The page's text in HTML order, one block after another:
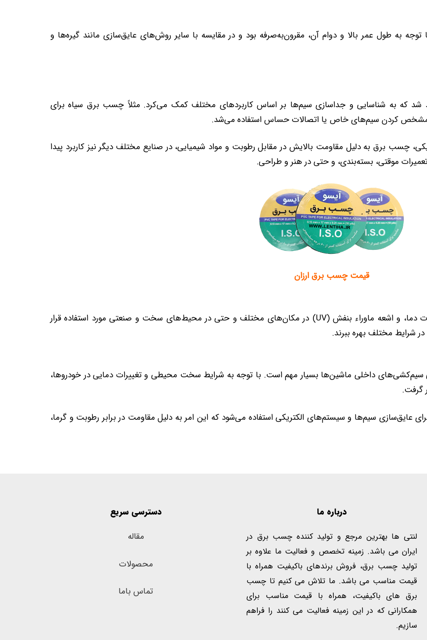
توجه به طول عمر بالا و دوام آن، مقرون‌به‌صرفه بود و در مقایسه با سایر روش‌های عایق‌سازی مانند گیره‌ها و
شد که به شناسایی و جداسازی سیم‌ها بر اساس کاربردهای مختلف کمک می‌کرد. مثلاً چسب برق سیاه برای
مشخص کردن سیم‌های خاص یا اتصالات حساس استفاده می‌شد.
چسب برق به دلیل مقاومت بالایش در مقابل رطوبت و مواد شیمیایی، در صنایع مختلف دیگر نیز کاربرد پیدا
تعمیرات موقتی، بسته‌بندی، و حتی در هنر و طراحی.
قیمت چسب برقارزان
چسب برق به دلیل مقاومت بالا در برابر رطوبت، تغییرات دما، و اشعه ماوراء بنفش (UV) در مکان‌های مختلف و حتی در محیط‌های سخت و صنعتی مورد استفاده قرار
شرایط مختلف بهره ببرند.
سیم‌کشی‌های داخلی ماشین‌ها بسیار مهم است. با توجه به شرایط سخت محیطی و تغییرات دمایی در خودروها،
گرفت.
عایق‌سازی سیم‌ها و سیستم‌های الکتریکی استفاده می‌شود که این امر به دلیل مقاومت در برابر رطوبت و گرما،
درباره ما
لنتی ها بهترین مرجع و تولید کننده چسب برق در
ایران می باشد. زمینه تخصص و فعالیت ما علاوه بر
تولید چسب برق، فروش برندهای باکیفیت همراه با
قیمت مناسب می باشد. ما تلاش می کنیم تا چسب
برق های باکیفیت، همراه با قیمت مناسب برای
همکارانی که در این زمینه فعالیت می کنند را فراهم
سازیم.
دسترسی سریع
مقاله
محصولات
تماس باما